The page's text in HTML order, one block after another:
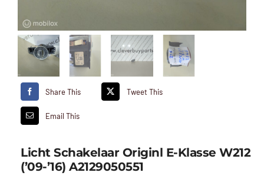
Share This Tweet This
Email This
Licht Schakelaar Originl E-Klasse W212
(’09-’16) A2129050551